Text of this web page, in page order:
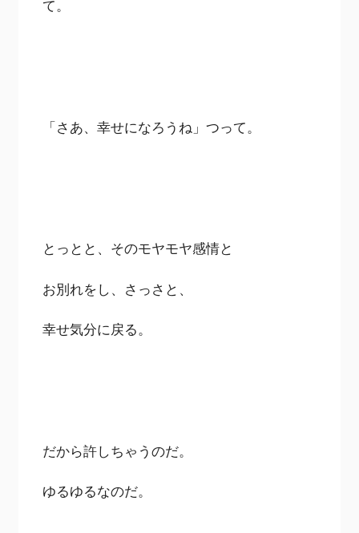
て。
「さあ、幸せになろうね」つって。
とっとと、そのモヤモヤ感情と
お別れをし、さっさと、
幸せ気分に戻る。
だから許しちゃうのだ。
ゆるゆるなのだ。